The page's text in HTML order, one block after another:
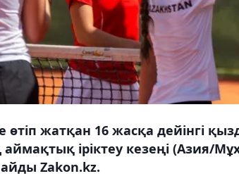
жатқан 16 жасқа дейінгі
іріктеу кезеңі (Азия/
Zakon.kz.